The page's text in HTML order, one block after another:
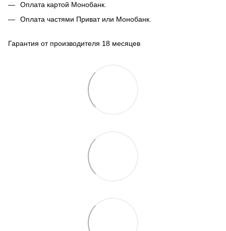
Оплата картой Монобанк.
Оплата частями Приват или Монобанк.
Гарантия от производителя 18 месяцев